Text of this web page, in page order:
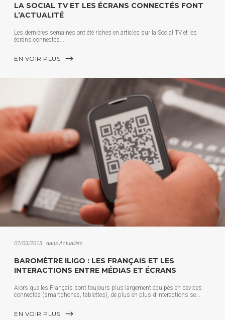
LA SOCIAL TV ET LES ÉCRANS CONNECTÉS FONT
L’ACTUALITÉ
Les dernières semaines ont été riches en articles sur la Social TV et les
écrans connectés.
EN VOIR PLUS
07/03/2013 dans Actualités
BAROMÈTRE ILIGO : LES FRANÇAIS ET LES
INTERACTIONS ENTRE MÉDIAS ET ÉCRANS
Alors que les Français sont toujours plus largement équipés en devices
connectés (smartphones, tablettes), de plus en plus d’interactions se
EN VOIR PLUS